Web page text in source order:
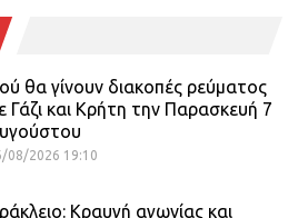
θα γίνουν διακοπές ρεύματος
Γάζι και Κρήτη την Παρασκευή 7
08/2026 19:10
Κραυγή αγωνίας και